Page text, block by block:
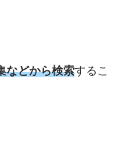
などから検索するこ